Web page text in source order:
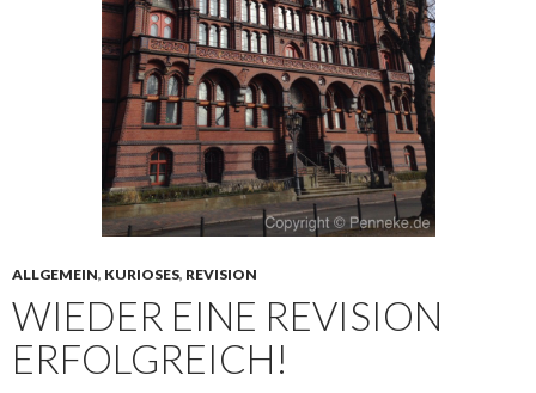
ALLGEMEIN, KURIOSES, REVISION
WIEDER EINE REVISION
ERFOLGREICH!